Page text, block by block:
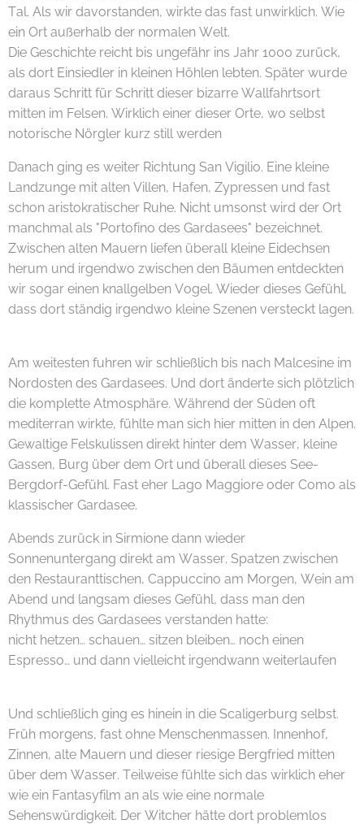
Tal. Als wir davorstanden, wirkte das fast unwirklich. Wie
ein Ort außerhalb der normalen Welt.
Die Geschichte reicht bis ungefähr ins Jahr 1000 zurück,
als dort Einsiedler in kleinen Höhlen lebten. Später wurde
daraus Schritt für Schritt dieser bizarre Wallfahrtsort
mitten im Felsen. Wirklich einer dieser Orte, wo selbst
notorische Nörgler kurz still werden 😄⛪✨
Danach ging es weiter Richtung San Vigilio. Eine kleine
Landzunge mit alten Villen, Hafen, Zypressen und fast
schon aristokratischer Ruhe. Nicht umsonst wird der Ort
manchmal als "Portofino des Gardasees" bezeichnet.
Zwischen alten Mauern liefen überall kleine Eidechsen
herum und irgendwo zwischen den Bäumen entdeckten
wir sogar einen knallgelben Vogel. Wieder dieses Gefühl,
dass dort ständig irgendwo kleine Szenen versteckt lagen.
Am weitesten fuhren wir schließlich bis nach Malcesine im
Nordosten des Gardasees. Und dort änderte sich plötzlich
die komplette Atmosphäre. Während der Süden oft
mediterran wirkte, fühlte man sich hier mitten in den Alpen.
Gewaltige Felskulissen direkt hinter dem Wasser, kleine
Gassen, Burg über dem Ort und überall dieses See-
Bergdorf-Gefühl. Fast eher Lago Maggiore oder Como als
klassischer Gardasee. 🏔️🌊
Abends zurück in Sirmione dann wieder
Sonnenuntergang direkt am Wasser. Spatzen zwischen
den Restauranttischen, Cappuccino am Morgen, Wein am
Abend und langsam dieses Gefühl, dass man den
Rhythmus des Gardasees verstanden hatte:
nicht hetzen… schauen… sitzen bleiben… noch einen
Espresso… und dann vielleicht irgendwann weiterlaufen 😄
Und schließlich ging es hinein in die Scaligerburg selbst.
Früh morgens, fast ohne Menschenmassen. Innenhof,
Zinnen, alte Mauern und dieser riesige Bergfried mitten
über dem Wasser. Teilweise fühlte sich das wirklich eher
wie ein Fantasyfilm an als wie eine normale
Sehenswürdigkeit. Der Witcher hätte dort problemlos